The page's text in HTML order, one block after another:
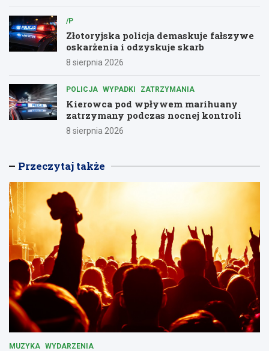
/P
Złotoryjska policja demaskuje fałszywe
oskarżenia i odzyskuje skarb
8 sierpnia 2026
POLICJA WYPADKI ZATRZYMANIA
Kierowca pod wpływem marihuany
zatrzymany podczas nocnej kontroli
8 sierpnia 2026
Przeczytaj także
MUZYKA WYDARZENIA